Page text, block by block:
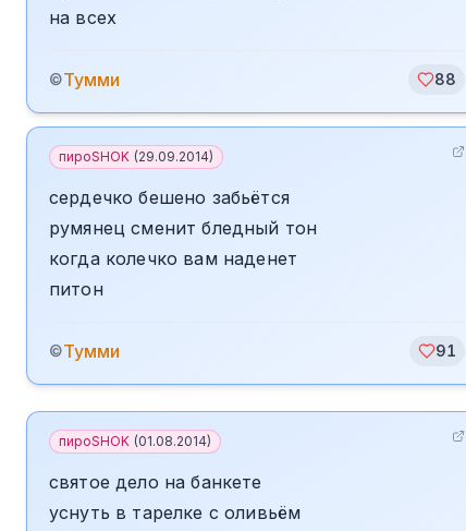
на всех
©Тумми 88
пироSHOK (29.09.2014)
сердечко бешено забьётся
румянец сменит бледный тон
когда колечко вам наденет
питон
©Тумми 91
пироSHOK (01.08.2014)
святое дело на банкете
уснуть в тарелке с оливьём